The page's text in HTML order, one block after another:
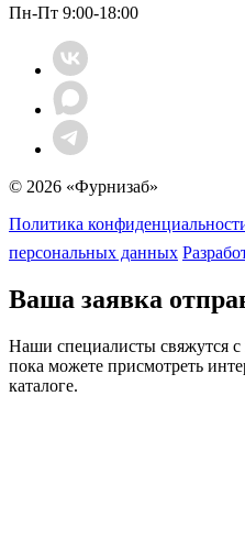
Пн-Пт 9:00-18:00
© 2026 «Фурнизаб»
Политика
персональных данных
Ваша заявка
Наши специалисты свяжутся
пока можете присмотреть
каталоге.